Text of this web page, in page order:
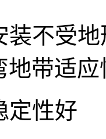
装不受
地带适
定性好